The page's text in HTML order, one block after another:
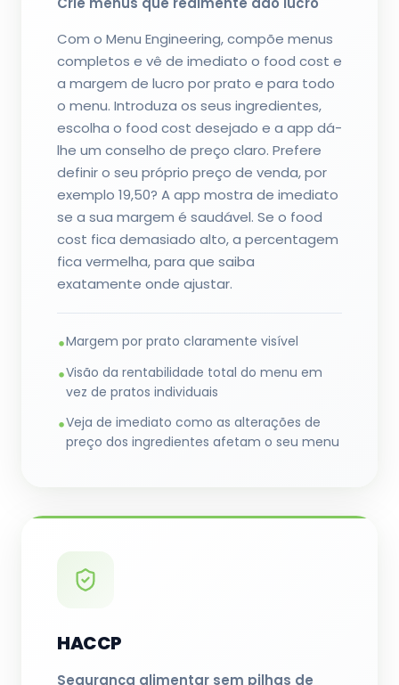
Com o Menu Engineering, compõe menus
completos e vê de imediato o food cost e
a margem de lucro por prato e para todo
o menu. Introduza os seus ingredientes,
escolha o food cost desejado e a app dá-
lhe um conselho de preço claro. Prefere
definir o seu próprio preço de venda, por
exemplo 19,50? A app mostra de imediato
se a sua margem é saudável. Se o food
cost fica demasiado alto, a percentagem
fica vermelha, para que saiba
exatamente onde ajustar.
•Margem por prato claramente visível
•Visão da rentabilidade total do menu em
vez de pratos individuais
•Veja de imediato como as alterações de
preço dos ingredientes afetam o seu menu
HACCP
Segurança alimentar sem pilhas de